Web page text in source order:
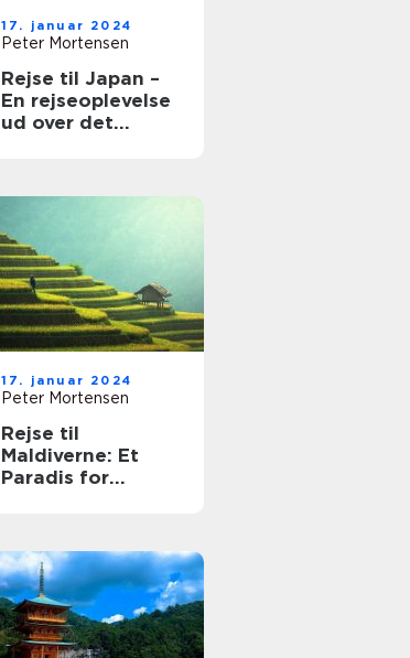
17. januar 2024
Peter Mortensen
Rejse til Japan –
En rejseoplevelse
ud over det
17. januar 2024
Peter Mortensen
Rejse til
Maldiverne: Et
Paradis for